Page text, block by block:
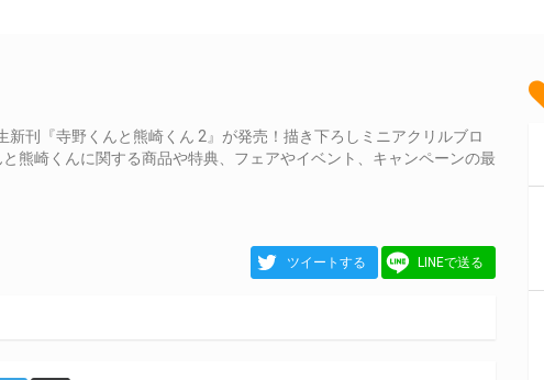
刊『寺野くんと熊崎くん 2』が発売！描き下ろしミニアクリルブロ
熊崎くんに関する商品や特典、フェアやイベント、キャンペーンの最
ツイートする LINEで送る